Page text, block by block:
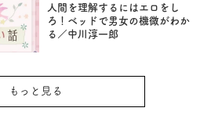
人間を理解するにはエロをし
ろ！ベッドで男女の機微がわか
る／中川淳一郎
もっと見る